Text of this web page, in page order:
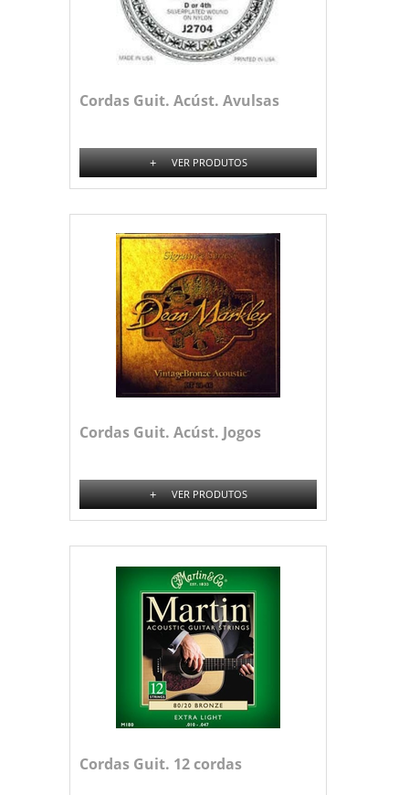
Cordas Guit. Acúst. Avulsas
+ VER PRODUTOS
Cordas Guit. Acúst. Jogos
+ VER PRODUTOS
Cordas Guit. 12 cordas